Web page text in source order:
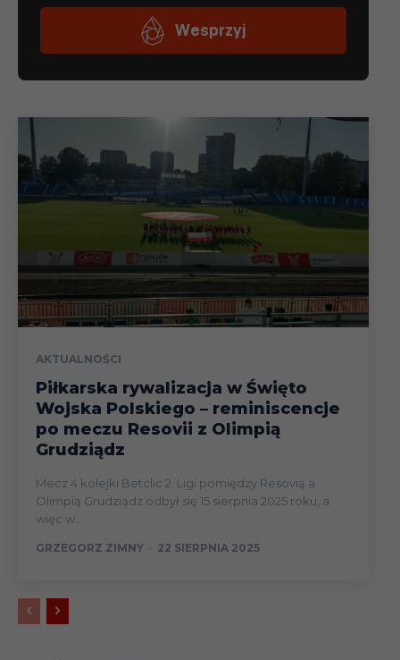
AKTUALNOŚCI
Piłkarska rywalizacja w Święto
Wojska Polskiego – reminiscencje
po meczu Resovii z Olimpią
Grudziądz
Mecz 4 kolejki Betclic 2. Ligi pomiędzy Resovią a
Olimpią Grudziądz odbył się 15 sierpnia 2025 roku, a
więc w...
GRZEGORZ ZIMNY - 22 SIERPNIA 2025